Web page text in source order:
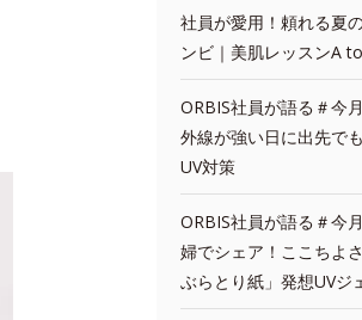
社員が愛用！頼れる夏
ンビ｜美肌レッスンA
ORBIS社員が語る＃今
外線が強い日に出先で
UV対策
ORBIS社員が語る＃今
婦でシェア！ここちよ
ぶらとり紙」発想UVジ